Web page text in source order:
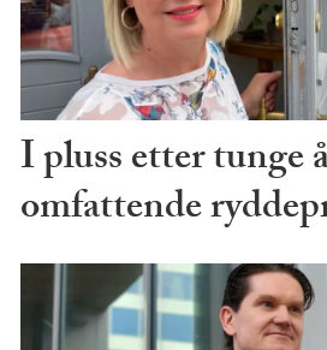
I pluss etter tunge
omfattende